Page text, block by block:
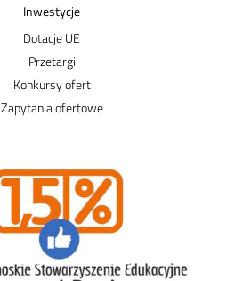
Inwestycje
Dotacje UE
Przetargi
Konkursy ofert
Zapytania ofertowe